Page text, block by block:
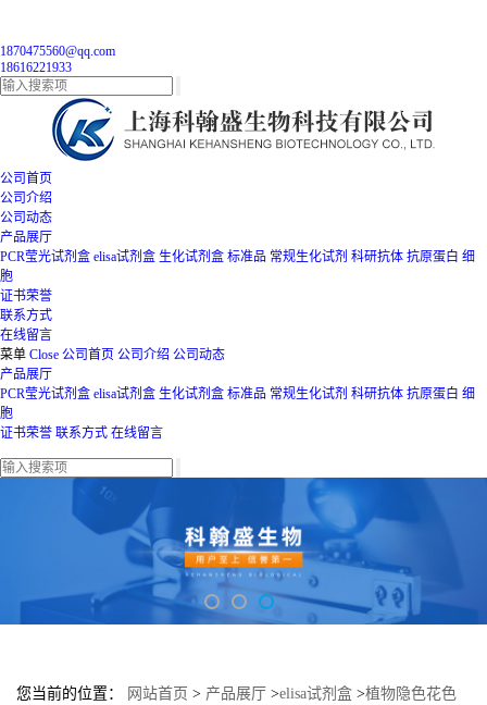
1870475560@qq.com
18616221933
公司首页
公司介绍
公司动态
产品展厅
PCR莹光试剂盒 elisa试剂盒 生化试剂盒 标准品 常规生化试剂 科研抗体 抗原蛋白 细
胞
证书荣誉
联系方式
在线留言
菜单 Close 公司首页 公司介绍 公司动态
产品展厅
PCR莹光试剂盒 elisa试剂盒 生化试剂盒 标准品 常规生化试剂 科研抗体 抗原蛋白 细
胞
证书荣誉 联系方式 在线留言
您当前的位置： 网站首页 > 产品展厅 >elisa试剂盒 >植物隐色花色